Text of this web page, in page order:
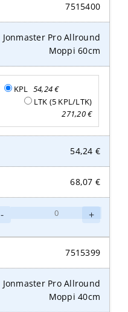
75cm
määrä
7515400
Jonmaster Pro Allround
Moppi 60cm
KPL 54,24€
LTK (5 KPL/LTK)
271,20€
54,24 €
68,07 €
-
Allround
60cm
määrä
+
7515399
Jonmaster Pro Allround
Moppi 40cm